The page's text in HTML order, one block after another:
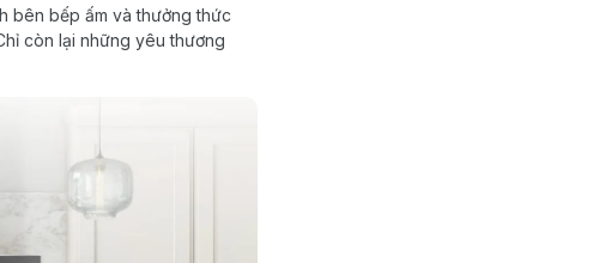
bên bếp ấm và thưởng thức
còn lại những yêu thương